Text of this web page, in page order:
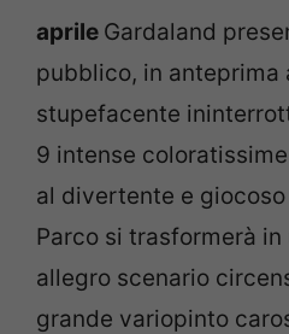
aprile Gardaland
pubblico, in anteprima
stupefacente
9 intense
al divertente e
Parco si trasformerà
allegro scenario
grande variopinto